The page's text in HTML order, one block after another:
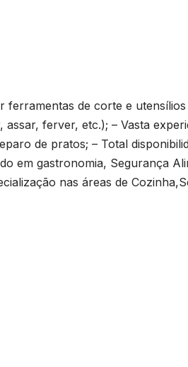
ferramentas de corte e
ferver, etc.); – Vasta
de pratos; – Total
em gastronomia, Segurança
nas áreas de